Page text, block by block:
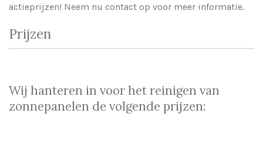
actieprijzen! Neem nu contact op voor meer informatie.
Prijzen
Wij hanteren in voor het reinigen van
zonnepanelen de volgende prijzen: